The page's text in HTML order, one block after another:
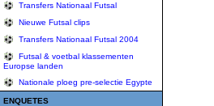
Transfers Nationaal Futsal
Nieuwe Futsal clips
Transfers Nationaal Futsal 2004
Futsal & voetbal klassementen
Europse landen
Nationale ploeg pre-selectie Egypte
ENQUETES